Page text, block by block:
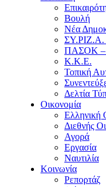
Βουλή
Νέα
ΣΥ.ΡΙΖ.Α.
ΠΑΣΟΚ –
Κ.Κ.Ε.
Τοπική
Δελτία
Οικονομία
Ελληνική
Διεθνής
Αγορά
Εργασία
Ναυτιλία
Κοινωνία
Ρεπορτάζ